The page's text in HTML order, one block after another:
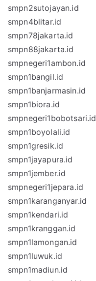
smpn2sutojayan.id
smpn4blitar.id
smpn78jakarta.id
smpn88jakarta.id
smpnegeri1ambon.id
smpn1bangil.id
smpn1banjarmasin.id
smpn1biora.id
smpnegeri1bobotsari.id
smpn1boyolali.id
smpn1gresik.id
smpn1jayapura.id
smpn1jember.id
smpnegeri1jepara.id
smpn1karanganyar.id
smpn1kendari.id
smpn1kranggan.id
smpn1lamongan.id
smpn1luwuk.id
smpn1madiun.id